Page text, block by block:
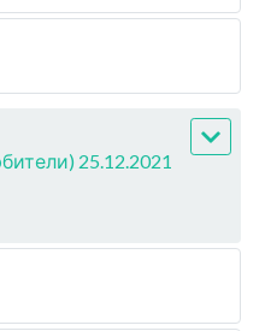
25.12.2021